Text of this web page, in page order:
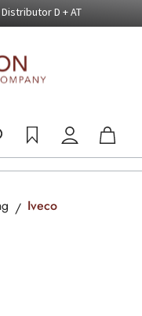
D + AT
Iveco